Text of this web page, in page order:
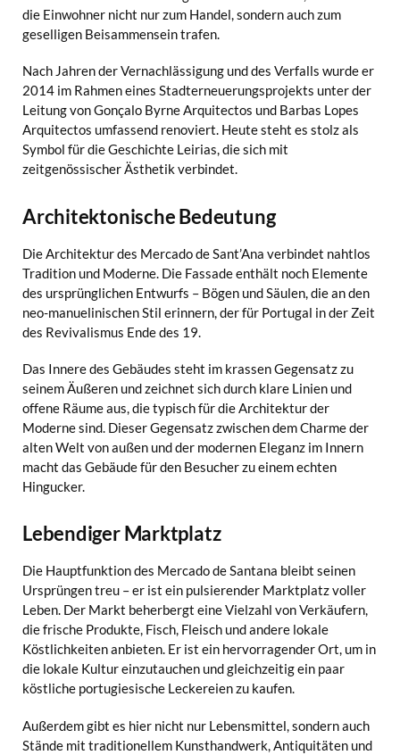
die Einwohner nicht nur zum Handel, sondern auch zum
geselligen Beisammensein trafen.
Nach Jahren der Vernachlässigung und des Verfalls wurde er
2014 im Rahmen eines Stadterneuerungsprojekts unter der
Leitung von Gonçalo Byrne Arquitectos und Barbas Lopes
Arquitectos umfassend renoviert. Heute steht es stolz als
Symbol für die Geschichte Leirias, die sich mit
zeitgenössischer Ästhetik verbindet.
Architektonische Bedeutung
Die Architektur des Mercado de Sant’Ana verbindet nahtlos
Tradition und Moderne. Die Fassade enthält noch Elemente
des ursprünglichen Entwurfs – Bögen und Säulen, die an den
neo-manuelinischen Stil erinnern, der für Portugal in der Zeit
des Revivalismus Ende des 19.
Das Innere des Gebäudes steht im krassen Gegensatz zu
seinem Äußeren und zeichnet sich durch klare Linien und
offene Räume aus, die typisch für die Architektur der
Moderne sind. Dieser Gegensatz zwischen dem Charme der
alten Welt von außen und der modernen Eleganz im Innern
macht das Gebäude für den Besucher zu einem echten
Hingucker.
Lebendiger Marktplatz
Die Hauptfunktion des Mercado de Santana bleibt seinen
Ursprüngen treu – er ist ein pulsierender Marktplatz voller
Leben. Der Markt beherbergt eine Vielzahl von Verkäufern,
die frische Produkte, Fisch, Fleisch und andere lokale
Köstlichkeiten anbieten. Er ist ein hervorragender Ort, um in
die lokale Kultur einzutauchen und gleichzeitig ein paar
köstliche portugiesische Leckereien zu kaufen.
Außerdem gibt es hier nicht nur Lebensmittel, sondern auch
Stände mit traditionellem Kunsthandwerk, Antiquitäten und